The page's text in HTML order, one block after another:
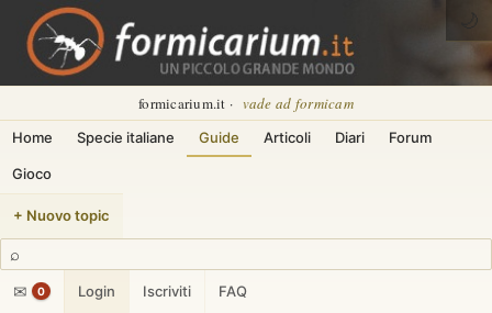
formicarium.it · vade ad formicam
Home Specie italiane Guide Articoli Diari Forum
Gioco
+ Nuovo topic
⌕
✉
0 Login Iscriviti FAQ
🌙